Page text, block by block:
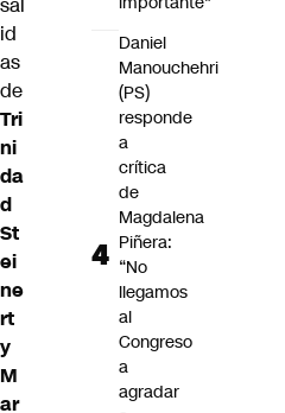
id
as
de
Tri
ni
da
d
St
ei
ne
rt
y
M
ar
Daniel
Manouchehri
(PS)
responde
a
crítica
de
Magdalena
Piñera:
“No
llegamos
al
Congreso
a
agradar